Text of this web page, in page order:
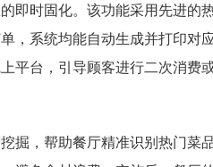
即时固化。该功能采用先进的
，系统均能自动生成并打印对
平台，引导顾客进行二次消费
掘，帮助餐厅精准识别热门菜